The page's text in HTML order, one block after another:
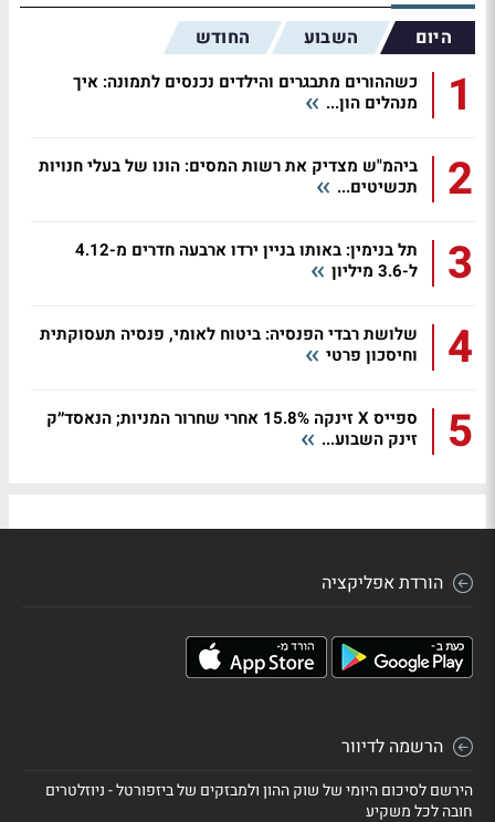
היום השבוע החודש
1
כשההורים מתבגרים והילדים נכנסים לתמונה: איך
מנהלים הון...
2
ביהמ"ש מצדיק את רשות המסים: הונו של בעלי חנויות
תכשיטים...
3
תל בנימין: באותו בניין ירדו ארבעה חדרים מ-4.12
ל-3.6 מיליון
4
שלושת רבדי הפנסיה: ביטוח לאומי, פנסיה תעסוקתית
וחיסכון פרטי
5
ספייס X זינקה 15.8% אחרי שחרור המניות; הנאסד״ק
זינק השבוע...
הורדת אפליקציה
הרשמה לדיוור
הירשם לסיכום היומי של שוק ההון ולמבזקים של ביזפורטל - ניוזלטרים
חובה לכל משקיע